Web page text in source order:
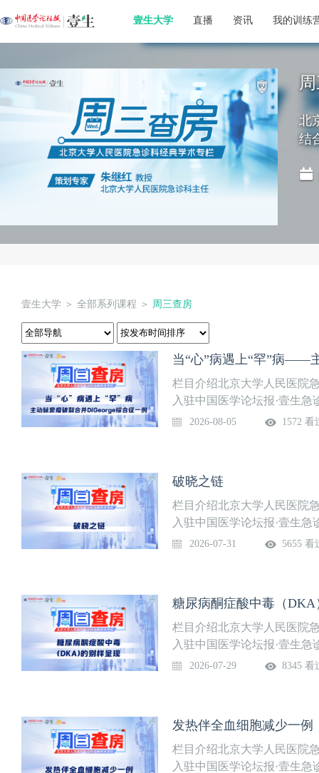
壹生大学 直播 资讯 我的训练
北
结
壹生大学 ＞ 全部系列课程 ＞ 周三查房
当“心”病遇上“罕”病——
栏目介绍北京大学人民医院
入驻中国医学论坛报·壹生
部免费开放，供临床同道交
不错过。
2026-08-05 1572 看
破晓之链
栏目介绍北京大学人民医院
入驻中国医学论坛报·壹生
部免费开放，供临床同道交
2026-07-31 5655 看
糖尿病酮症酸中毒（
栏目介绍北京大学人民医院
入驻中国医学论坛报·壹生
部免费开放，供临床同道交
2026-07-29 8345 看
发热伴全血细胞减少一例
栏目介绍北京大学人民医院
入驻中国医学论坛报·壹生